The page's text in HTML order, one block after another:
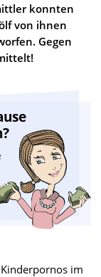
konnten
von ihnen
Gegen
im